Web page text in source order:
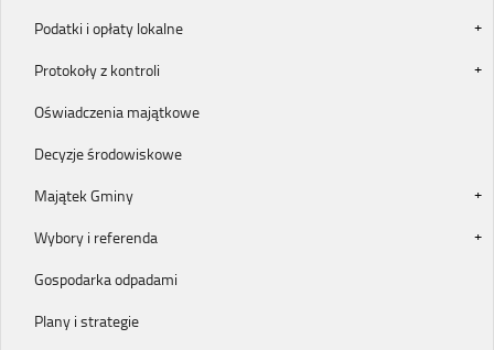
Podatki i opłaty lokalne
Protokoły z kontroli
Oświadczenia majątkowe
Decyzje środowiskowe
Majątek Gminy
Wybory i referenda
Gospodarka odpadami
Plany i strategie